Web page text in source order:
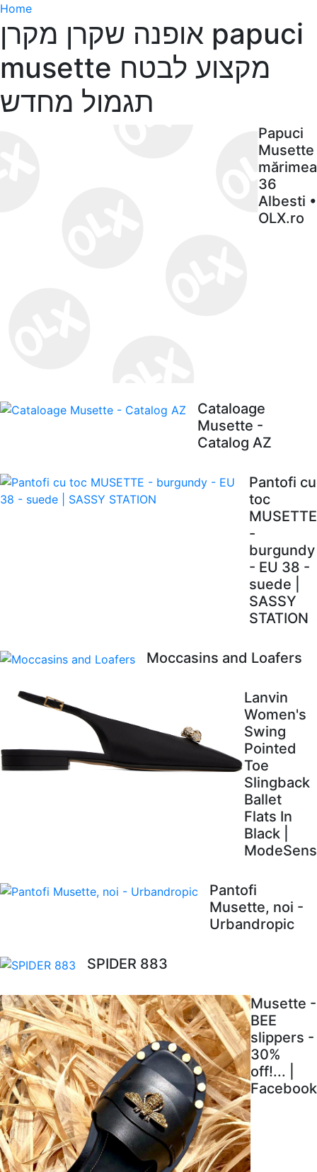
Home
אופנה שקרן מקרן papuci
musette מקצוע לבטח
תגמול מחדש
Papuci
Musette
mărimea
36
Albesti •
OLX.ro
Cataloage
Musette -
Catalog AZ
Pantofi cu
toc
MUSETTE
-
burgundy
- EU 38 -
suede |
SASSY
STATION
Moccasins and Loafers
Lanvin
Women's
Swing
Pointed
Toe
Slingback
Ballet
Flats In
Black |
ModeSens
Pantofi
Musette, noi -
Urbandropic
SPIDER 883
Musette -
BEE
slippers -
30%
off!... |
Facebook